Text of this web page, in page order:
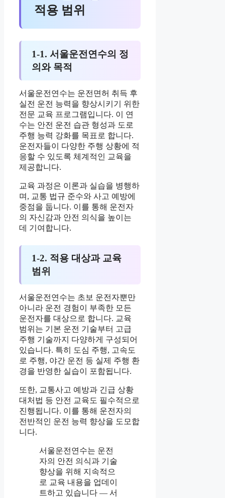
적용 범위
1-1. 서울운전연수의 정
의와 목적
서울운전연수는 운전면허 취득 후
실전 운전 능력을 향상시키기 위한
전문 교육 프로그램입니다. 이 연
수는 안전 운전 습관 형성과 도로
주행 능력 강화를 목표로 합니다.
운전자들이 다양한 주행 상황에 적
응할 수 있도록 체계적인 교육을
제공합니다.
교육 과정은 이론과 실습을 병행하
며, 교통 법규 준수와 사고 예방에
중점을 둡니다. 이를 통해 운전자
의 자신감과 안전 의식을 높이는
데 기여합니다.
1-2. 적용 대상과 교육
범위
서울운전연수는 초보 운전자뿐만
아니라 운전 경험이 부족한 모든
운전자를 대상으로 합니다. 교육
범위는 기본 운전 기술부터 고급
주행 기술까지 다양하게 구성되어
있습니다. 특히 도심 주행, 고속도
로 주행, 야간 운전 등 실제 주행 환
경을 반영한 실습이 포함됩니다.
또한, 교통사고 예방과 긴급 상황
대처법 등 안전 교육도 필수적으로
진행됩니다. 이를 통해 운전자의
전반적인 운전 능력 향상을 도모합
니다.
서울운전연수는 운전
자의 안전 의식과 기술
향상을 위해 지속적으
로 교육 내용을 업데이
트하고 있습니다 — 서